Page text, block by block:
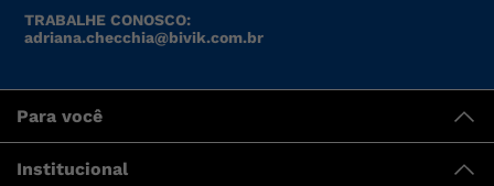
TRABALHE CONOSCO:
adriana.checchia@bivik.com.br
Para você
Institucional